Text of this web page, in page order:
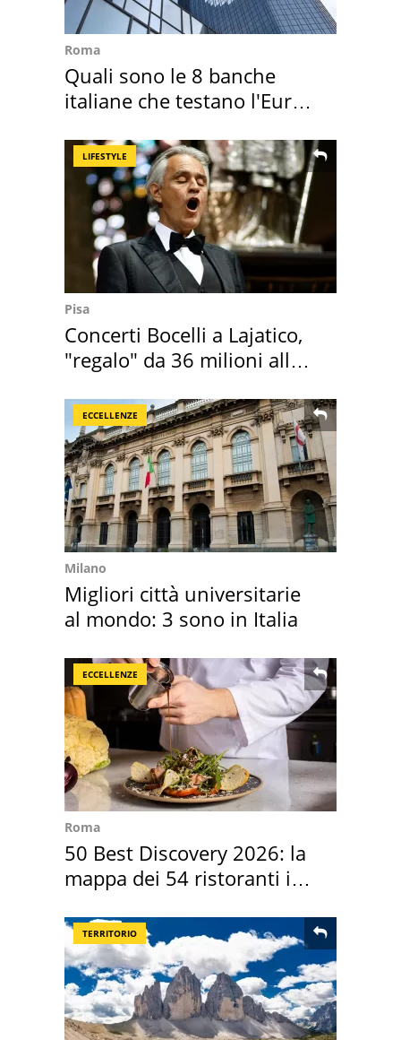
Roma
Quali sono le 8 banche
italiane che testano l'Euro
LIFESTYLE
Pisa
Concerti Bocelli a Lajatico,
"regalo" da 36 milioni alla
ECCELLENZE
Milano
Migliori città universitarie
al mondo: 3 sono in Italia
ECCELLENZE
Roma
50 Best Discovery 2026: la
mappa dei 54 ristoranti in
TERRITORIO